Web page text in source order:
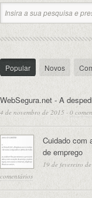
Popular Novos
WebSegura.net - A
4 de novembro de 2015 · 0
Cuidado com
de emprego
19 de fevereiro
comentários